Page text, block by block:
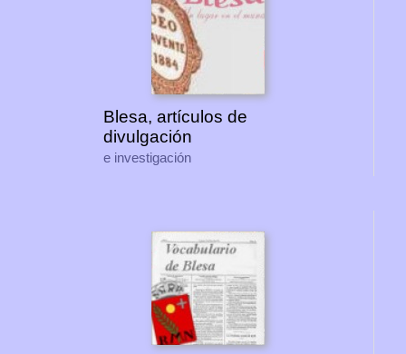
Blesa, artículos de
divulgación
e investigación